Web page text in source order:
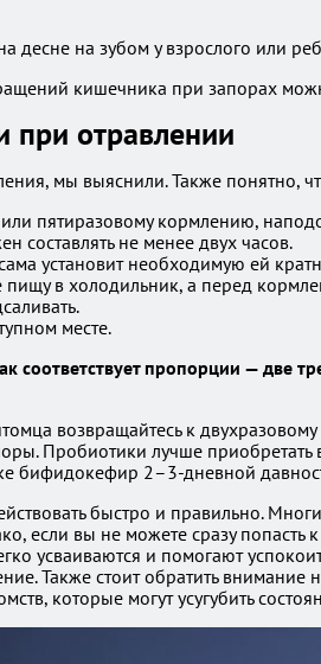
десне на зубом у взрослого или
кишечника при запорах
при отравлении
мы выяснили. Также понятно,
пятиразовому кормлению,
не менее двух часов.
установит необходимую ей
в холодильник, а перед
месте.
соответствует пропорции —
возвращайтесь к
Пробиотики лучше приобретать
бифидокефир 2–3-дневной
быстро и правильно.
если вы не можете сразу
усваиваются и помогают
Также стоит обратить
которые могут усугубить